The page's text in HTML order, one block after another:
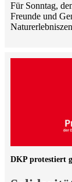
Für Sonntag,
Freunde und
DKP protestiert